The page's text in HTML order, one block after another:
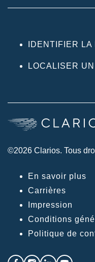
IDENTIFIER
LOCALISER
©2026 Clarios. Tous
En savoir plus
Carrières
Impression
Conditions
Politique de